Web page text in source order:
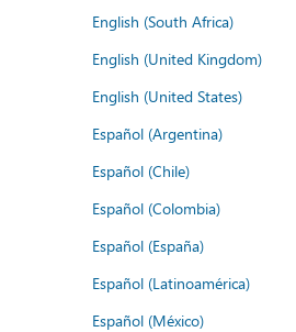
English (South Africa)
English (United Kingdom)
English (United States)
Español (Argentina)
Español (Chile)
Español (Colombia)
Español (España)
Español (Latinoamérica)
Español (México)